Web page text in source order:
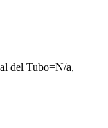
del Tubo=N/a,